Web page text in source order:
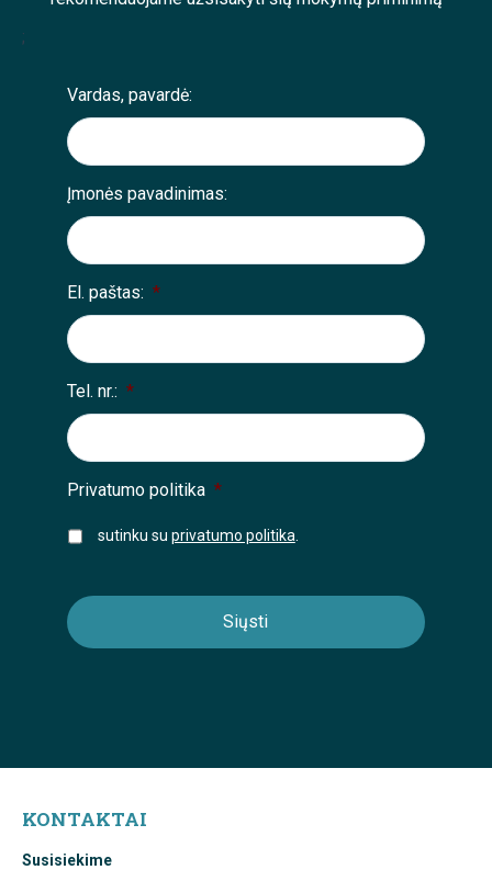
;
Vardas, pavardė:
Įmonės pavadinimas:
El. paštas: *
Tel. nr.: *
Privatumo politika *
sutinku su privatumo politika
KONTAKTAI
Susisiekime